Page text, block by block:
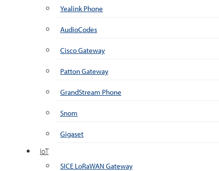
Yealink Phone
AudioCodes
Cisco Gateway
Patton Gateway
GrandStream Phone
Snom
Gigaset
IoT
SICE LoRaWAN Gateway